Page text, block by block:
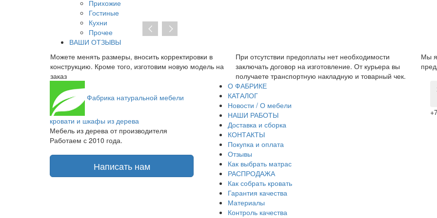
Прихожие
Гостиные
Кухни
Прочее
ВАШИ ОТЗЫВЫ
При отсутствии предоплаты нет необходимости
заключать договор на изготовление. От курьера вы
получаете транспортную накладную и товарный чек.
Мы являемся прямым производителем, поэтому можем
предложить низкую цену без дополнительных наценок.
Фабрика натуральной мебели
кровати и шкафы из дерева
Мебель из дерева от производителя
Работаем с 2010 года.
Написать нам
О ФАБРИКЕ
КАТАЛОГ
Новости / О мебели
НАШИ РАБОТЫ
Доставка и сборка
КОНТАКТЫ
Покупка и оплата
Отзывы
Как выбрать матрас
РАСПРОДАЖА
Как собрать кровать
Гарантия качества
Материалы
Контроль качества